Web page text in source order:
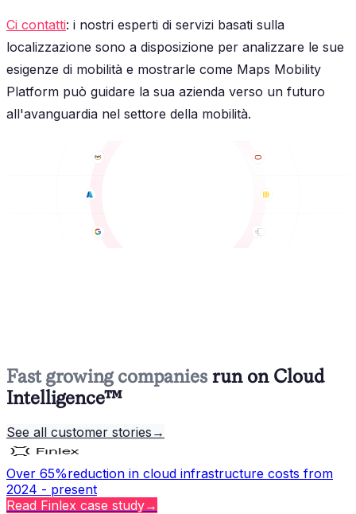
Ci contatti: i nostri esperti di servizi basati sulla
localizzazione sono a disposizione per analizzare le sue
esigenze di mobilità e mostrarle come Maps Mobility
Platform può guidare la sua azienda verso un futuro
all'avanguardia nel settore della mobilità.
Fast growing companies run on Cloud
Intelligence™
See all customer stories →
Over 65%reduction in cloud infrastructure costs from
2024 - present
Read Finlex case study→